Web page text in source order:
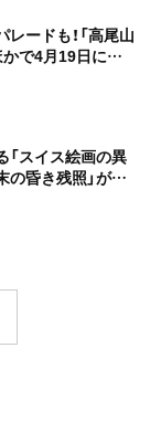
ードも！「高尾山
で4月19日に開
スイス絵画の異
の昏き残照」が4
京ステーションギ